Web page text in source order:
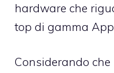
hardware che
top di gamma
Considerando